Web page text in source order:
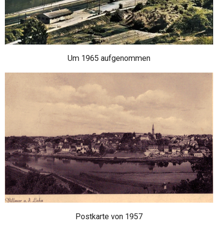
Um 1965 aufgenommen
Postkarte von 1957